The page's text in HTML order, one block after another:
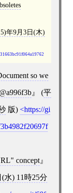
年9月3日(木)
so we
(平
版) https://gi
concept
水) 11時25分